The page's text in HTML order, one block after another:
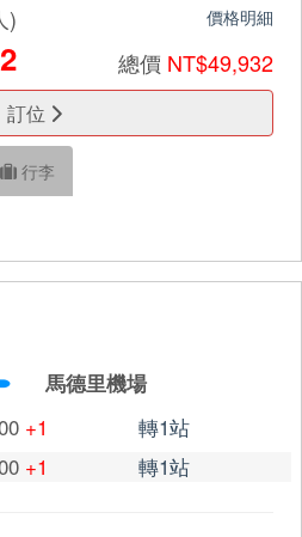
) 價格明細
總價 NT$49,932
訂位
行李
馬德里機場
+1
轉1站
+1 轉1站